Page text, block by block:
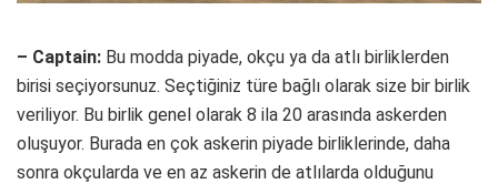
– Captain: Bu modda piyade, okçu ya da atlı birliklerden
birisi seçiyorsunuz. Seçtiğiniz türe bağlı olarak size bir birlik
veriliyor. Bu birlik genel olarak 8 ila 20 arasında askerden
oluşuyor. Burada en çok askerin piyade birliklerinde, daha
sonra okçularda ve en az askerin de atlılarda olduğunu